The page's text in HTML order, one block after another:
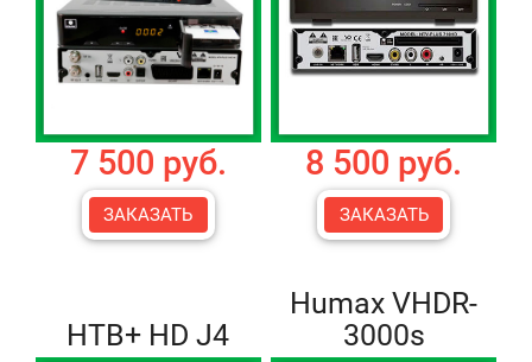
7 500 руб.
ЗАКАЗАТЬ
8 500 руб.
ЗАКАЗАТЬ
НТВ+ HD J4
Humax VHDR-
3000s